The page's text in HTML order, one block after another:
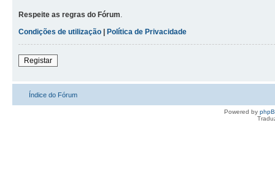
Respeite as regras do Fórum
Condições de utilização | Política de Privacidade
Registar
Índice do Fórum
Powered by